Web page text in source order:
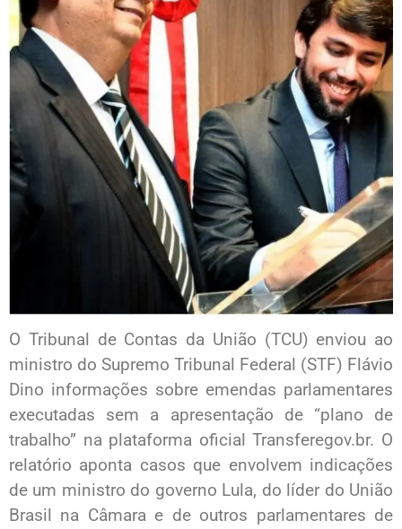
O Tribunal de Contas da União (TCU) enviou ao
ministro do Supremo Tribunal Federal (STF) Flávio
Dino informações sobre emendas parlamentares
executadas sem a apresentação de “plano de
trabalho” na plataforma oficial Transferegov.br. O
relatório aponta casos que envolvem indicações
de um ministro do governo Lula, do líder do União
Brasil na Câmara e de outros parlamentares de